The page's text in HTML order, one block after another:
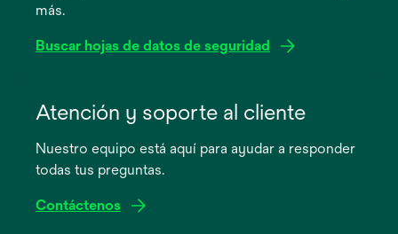
nuevamás.
Buscar hojas de datos de seguridad
abre
pestaña
Atención y soporte al cliente
Nuestro equipo está aquí para ayudar a responder
todas tus preguntas.
Contáctenos